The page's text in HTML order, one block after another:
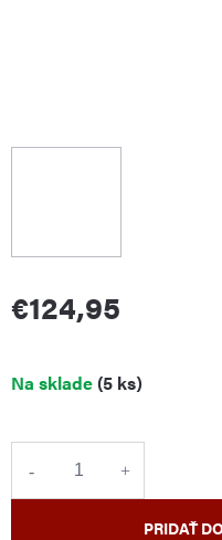
€124,95
Jednotková
cena:
Na sklade(5 ks)
PRIDAŤ